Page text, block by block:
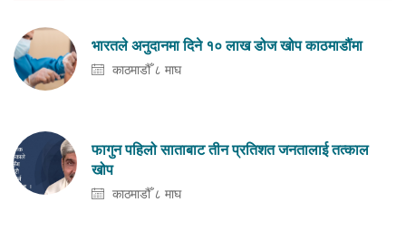
भारतले अनुदानमा दिने १० लाख डोज खोप काठमाडौंमा
काठमाडौँ ८ माघ
फागुन पहिलो साताबाट तीन प्रतिशत जनतालाई तत्काल
खोप
काठमाडौँ ८ माघ